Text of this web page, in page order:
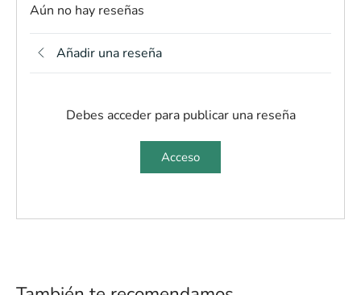
Aún no hay reseñas
Añadir una reseña
Debes acceder para publicar una reseña
Acceso